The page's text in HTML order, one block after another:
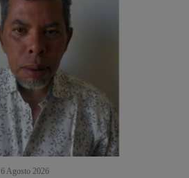
6 Agosto 2026